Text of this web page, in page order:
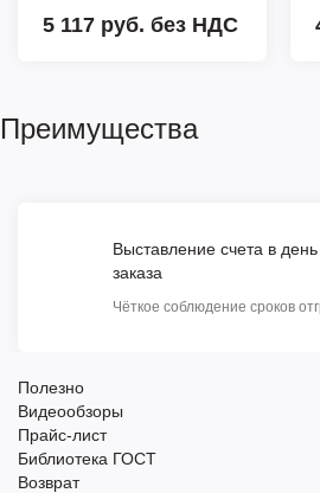
5 117 руб. без НДС
Преимущества
Выставление счета в день
заказа
Чёткое соблюдение сроков
Полезно
Видеообзоры
Прайс-лист
Библиотека ГОСТ
Возврат